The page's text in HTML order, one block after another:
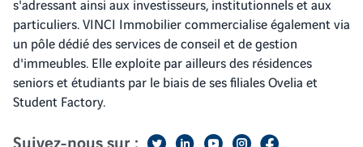
particuliers. VINCI Immobilier commercialise également via
un pôle dédié des services de conseil et de gestion
d'immeubles. Elle exploite par ailleurs des résidences
seniors et étudiants par le biais de ses filiales Ovelia et
Student Factory.
Suivez-nous sur :